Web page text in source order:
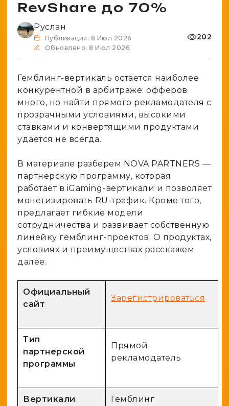
Spy-сервисы
Вайты
Аккаунты
Проверка анонимности
Конвертер cookies
Генератор личности
RevShare до 70%
Руслан
Публикация: 8 Июл 2026
Обновлено: 8 Июл 2026
202
Гемблинг-вертикаль остается наиболее
конкурентной в арбитраже: офферов
много, но найти прямого рекламодателя с
прозрачными условиями, высокими
ставками и конвертящими продуктами
удается не всегда.
В материале разберем NOVA PARTNERS —
партнерскую программу, которая
работает в iGaming-вертикали и позволяет
монетизировать RU-трафик. Кроме того,
предлагает гибкие модели
сотрудничества и развивает собственную
линейку гемблинг-проектов. О продуктах,
условиях и преимуществах расскажем
далее.
Официальный
сайт
Зарегистрироваться
Тип
партнерской
программы
Прямой
рекламодатель
Вертикали Гемблинг